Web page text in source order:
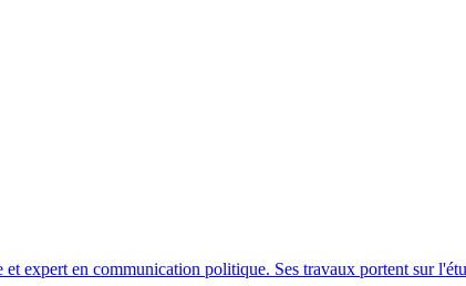
expert en communication politique. Ses travaux portent sur